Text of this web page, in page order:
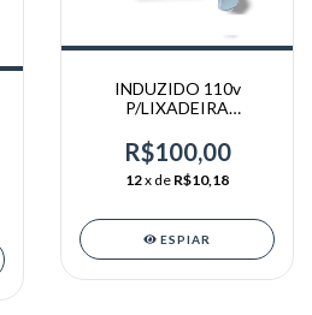
INDUZIDO 110v
P/LIXADEIRA
VONDER
R$100,00
12x de R$10,18
ESPIAR